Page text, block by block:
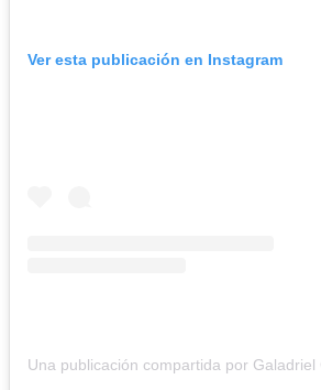
Ver esta publicación en Instagram